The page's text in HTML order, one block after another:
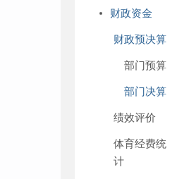
财政资金
财政预决算
部门预算
部门决算
绩效评价
体育经费统
计